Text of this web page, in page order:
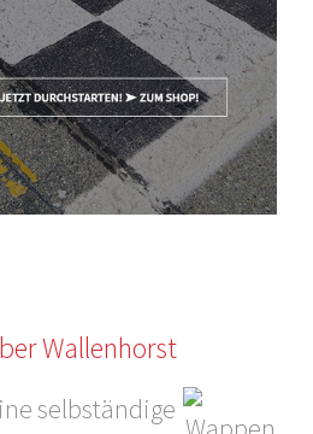
Wallenhorst
selbständige